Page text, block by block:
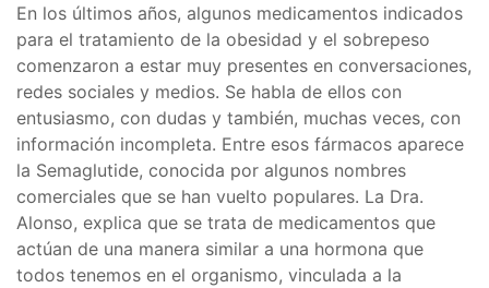
En los últimos años, algunos medicamentos indicados
para el tratamiento de la obesidad y el sobrepeso
comenzaron a estar muy presentes en conversaciones,
redes sociales y medios. Se habla de ellos con
entusiasmo, con dudas y también, muchas veces, con
información incompleta. Entre esos fármacos aparece
la Semaglutide, conocida por algunos nombres
comerciales que se han vuelto populares. La Dra.
Alonso, explica que se trata de medicamentos que
actúan de una manera similar a una hormona que
todos tenemos en el organismo, vinculada a la